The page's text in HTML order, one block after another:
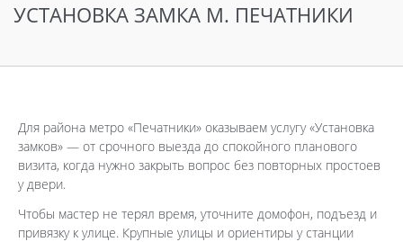
УСТАНОВКА ЗАМКА М. ПЕЧАТНИКИ
Для района метро «Печатники» оказываем услугу «Установка
замков» — от срочного выезда до спокойного планового
визита, когда нужно закрыть вопрос без повторных простоев
у двери.
Чтобы мастер не терял время, уточните домофон, подъезд и
привязку к улице. Крупные улицы и ориентиры у станции